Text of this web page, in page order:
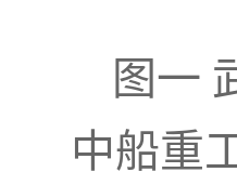
图一
中船重